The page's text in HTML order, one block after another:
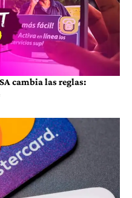
cambia las reglas: